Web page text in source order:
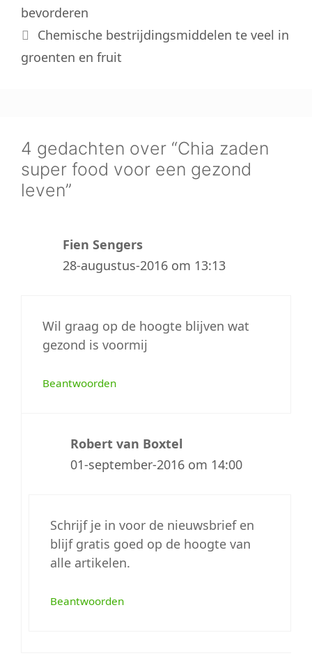
bevorderen
Chemische bestrijdingsmiddelen te veel in
groenten en fruit
4 gedachten over “Chia zaden
super food voor een gezond
leven”
Fien Sengers
28-augustus-2016 om 13:13
Wil graag op de hoogte blijven wat
gezond is voormij
Beantwoorden
Robert van Boxtel
01-september-2016 om 14:00
Schrijf je in voor de nieuwsbrief en
blijf gratis goed op de hoogte van
alle artikelen.
Beantwoorden